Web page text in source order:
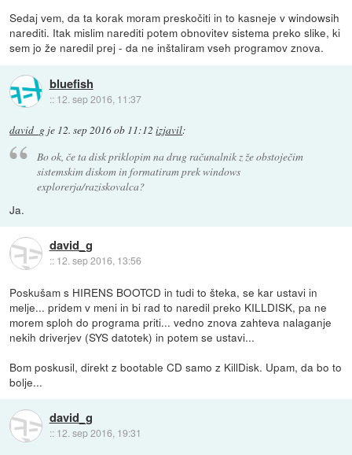
Sedaj vem, da ta korak moram preskočiti in to kasneje v windowsih
narediti. Itak mislim narediti potem obnovitev sistema preko slike, ki
sem jo že naredil prej - da ne inštaliram vseh programov znova.
bluefish
:: 12. sep 2016, 11:37
david_g je 12. sep 2016 ob 11:12 izjavil:
Bo ok, če ta disk priklopim na drug računalnik z že obstoječim
sistemskim diskom in formatiram prek windows
explorerja/raziskovalca?
Ja.
david_g
:: 12. sep 2016, 13:56
Poskušam s HIRENS BOOTCD in tudi to šteka, se kar ustavi in
melje... pridem v meni in bi rad to naredil preko KILLDISK, pa ne
morem sploh do programa priti... vedno znova zahteva nalaganje
nekih driverjev (SYS datotek) in potem se ustavi...
Bom poskusil, direkt z bootable CD samo z KillDisk. Upam, da bo to
bolje...
david_g
:: 12. sep 2016, 19:31